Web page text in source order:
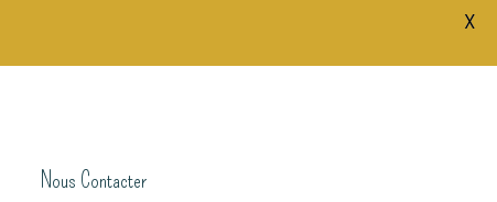
Nous Contacter
X